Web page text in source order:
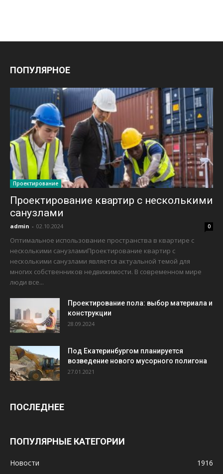
ПОПУЛЯРНОЕ
Проектирование
Проектирование квартир с несколькими
санузлами
admin - 02.10.2024 0
Оптимальное использование пространства в квартире с
несколькими санузламиПроектирование квартир с
несколькими санузлами является актуальной темой для
многих собственников недвижимости. В современном мире
люди все...
Проектирование пола: выбор материала и
конструкции
28.09.2024
Под Екатеринбургом планируется
возведение нового мусорного полигона
27.01.2021
ПОСЛЕДНЕЕ
ПОПУЛЯРНЫЕ КАТЕГОРИИ
Новости
1916